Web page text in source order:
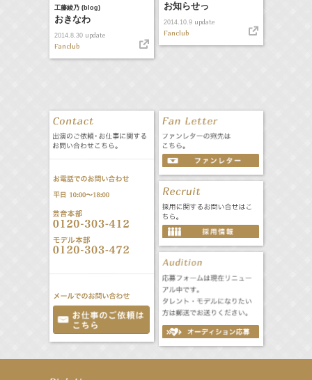
お知らせっ
2014.10.9update
Fanclub
工藤綾乃 (blog)
おきなわ
2014.8.30update
Fanclub